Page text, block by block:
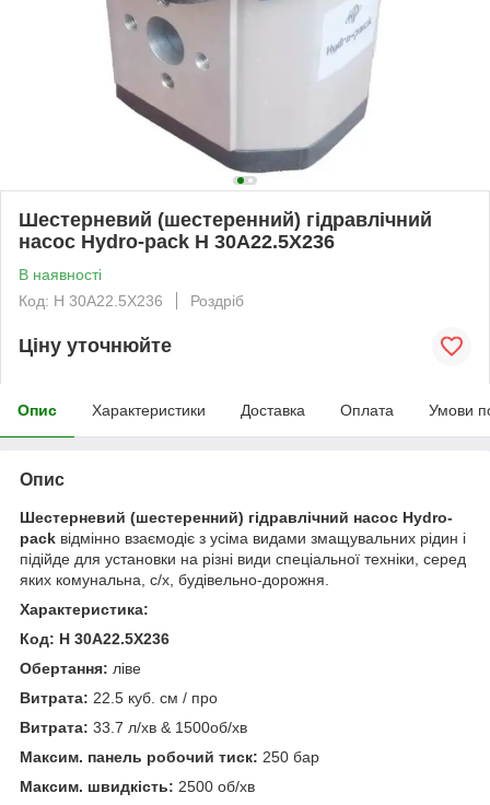
Шестерневий (шестеренний) гідравлічний
насос Hydro-pack H 30A22.5X236
В наявності
Код: H 30A22.5X236
Роздріб
Ціну уточнюйте
Опис Характеристики Доставка Оплата Умови
Опис
Шестерневий (шестеренний) гідравлічний насос Hydro-
pack відмінно взаємодіє з усіма видами змащувальних рідин і
підійде для установки на різні види спеціальної техніки, серед
яких комунальна, с/х, будівельно-дорожня.
Характеристика:
Код: H 30A22.5X236
Обертання: ліве
Витрата: 22.5 куб. см / про
Витрата: 33.7 л/хв & 1500об/хв
Максим. панель робочий тиск: 250 бар
Максим. швидкість: 2500 об/хв